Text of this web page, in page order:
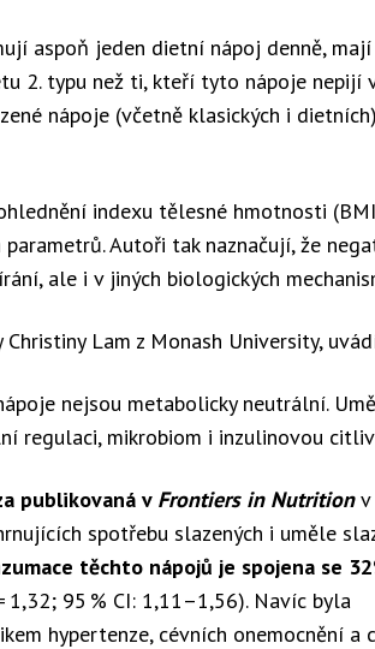
aspoň jeden dietní nápoj denně, mají
2. typu než ti, kteří tyto nápoje nepijí
nápoje (včetně klasických i
indexu tělesné hmotnosti
Autoři tak naznačují, že
ale i v jiných biologických
Lam z Monash University,
nejsou metabolicky neutrální.
regulaci, mikrobiom i inzulinovou
publikovaná v Frontiers in Nutritionv
spotřebu slazených i uměle
těchto nápojů je spojena se
1,32; 95 % CI: 1,11–1,56). Navíc byla
hypertenze, cévních onemocnění a